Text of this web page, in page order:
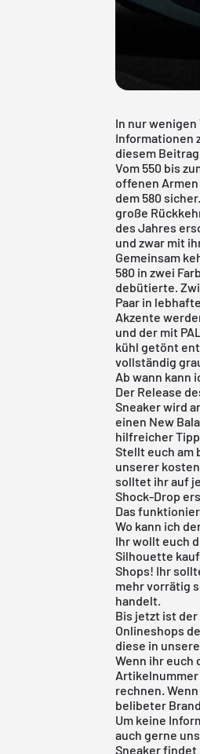
In nur wenigen
Informationen
diesem Beitrag.
Vom 550 bis
offenen
dem 580
große
des Jahres
und zwar mit
Gemeinsam
580 in zwei
debütierte.
Paar in
Akzente
und der mit
kühl getönt
vollständig
Ab wann kann
Der Release
Sneaker wird
einen New
hilfreicher
Stellt euch am
unserer
solltet ihr auf
Shock-Drop
Das
Wo kann ich
Ihr wollt euch
Silhouette
Shops! Ihr
mehr vorrätig
handelt.
Bis jetzt ist der
Onlineshops
diese in unsere
Wenn ihr euch
Artikelnummer
rechnen.
belibeter
Um keine
auch gerne
Sneaker findet